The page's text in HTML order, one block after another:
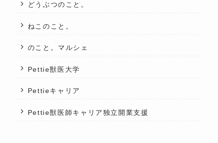
どうぶつのこと。
ねこのこと。
のこと。マルシェ
Pettie獣医大学
Pettieキャリア
Pettie獣医師キャリア独立開業支援